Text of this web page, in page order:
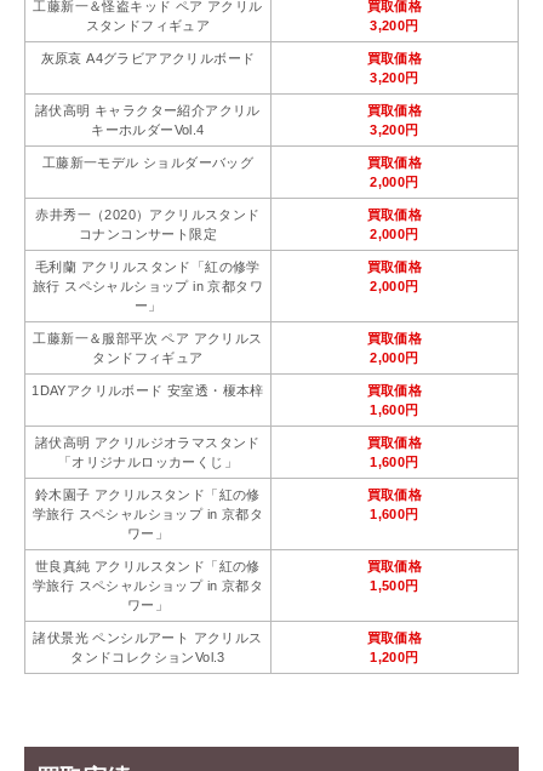
工藤新一＆怪盗キッド ペア アクリル
スタンドフィギュア
買取価格
3,200円
灰原哀 A4グラビアアクリルボード
買取価格
3,200円
諸伏高明 キャラクター紹介アクリル
キーホルダーVol.4
買取価格
3,200円
工藤新一モデル ショルダーバッグ
買取価格
2,000円
赤井秀一（2020）アクリルスタンド
コナンコンサート限定
買取価格
2,000円
毛利蘭 アクリルスタンド「紅の修学
旅行 スペシャルショップ in 京都タワ
ー」
買取価格
2,000円
工藤新一＆服部平次 ペア アクリルス
タンドフィギュア
買取価格
2,000円
1DAYアクリルボード 安室透・榎本梓
買取価格
1,600円
諸伏高明 アクリルジオラマスタンド
「オリジナルロッカーくじ」
買取価格
1,600円
鈴木園子 アクリルスタンド「紅の修
学旅行 スペシャルショップ in 京都タ
ワー」
買取価格
1,600円
世良真純 アクリルスタンド「紅の修
学旅行 スペシャルショップ in 京都タ
ワー」
買取価格
1,500円
諸伏景光 ペンシルアート アクリルス
タンドコレクションVol.3
買取価格
1,200円